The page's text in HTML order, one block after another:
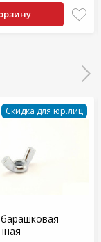
Скидка для юр.лиц